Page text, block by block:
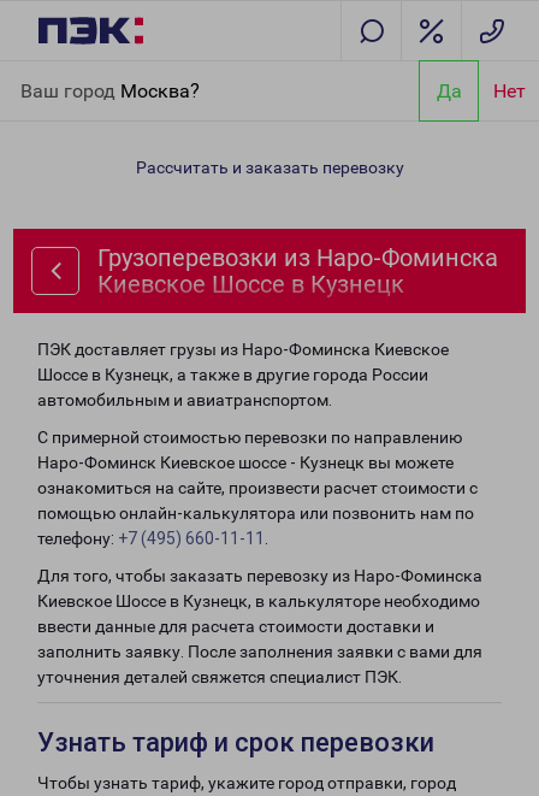
Ваш город Москва? Да Нет
Киевское Шоссе в Кузнецк
Рассчитать и заказать перевозку
Грузоперевозки из Наро-Фоминска
Киевское Шоссе в Кузнецк
ПЭК доставляет грузы из Наро-Фоминска Киевское
Шоссе в Кузнецк, а также в другие города России
автомобильным и авиатранспортом.
С примерной стоимостью перевозки по направлению
Наро-Фоминск Киевское шоссе - Кузнецк вы можете
ознакомиться на сайте, произвести расчет стоимости с
помощью онлайн-калькулятора или позвонить нам по
телефону: +7 (495) 660-11-11
Для того, чтобы заказать перевозку из Наро-Фоминска
Киевское Шоссе в Кузнецк, в калькуляторе необходимо
ввести данные для расчета стоимости доставки и
заполнить заявку. После заполнения заявки с вами для
уточнения деталей свяжется специалист ПЭК.
Узнать тариф и срок перевозки
Чтобы узнать тариф, укажите город отправки, город